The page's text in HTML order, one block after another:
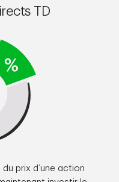
TD
prix d’une action